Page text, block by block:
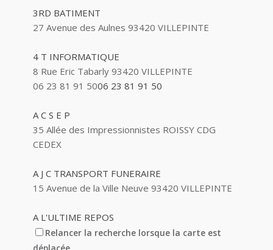
3RD BATIMENT
27 Avenue des Aulnes 93420 VILLEPINTE
4 T INFORMATIQUE
8 Rue Eric Tabarly 93420 VILLEPINTE
06 23 81 91 5006 23 81 91 50
A C S E P
35 Allée des Impressionnistes ROISSY CDG
CEDEX
A J C TRANSPORT FUNERAIRE
15 Avenue de la Ville Neuve 93420 VILLEPINTE
A L'ULTIME REPOS
5 Avenue Barbes 93420 VILLEPINTE
Relancer la recherche lorsque la carte est